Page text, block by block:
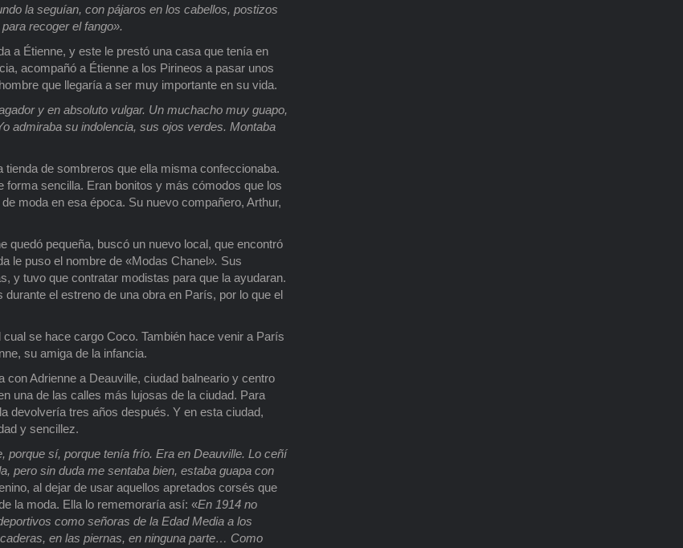
la seguían, con pájaros en los cabellos, postizos
recoger el fango».
a Étienne, y este le prestó una casa que tenía en
acompañó a Étienne a los Pirineos a pasar unos
que llegaría a ser muy importante en su vida.
y en absoluto vulgar. Un muchacho muy guapo,
admiraba su indolencia, sus ojos verdes. Montaba
de sombreros que ella misma confeccionaba.
sencilla. Eran bonitos y más cómodos que los
moda en esa época. Su nuevo compañero, Arthur,
quedó pequeña, buscó un nuevo local, que encontró
le puso el nombre de «Modas Chanel». Sus
y tuvo que contratar modistas para que la ayudaran.
el estreno de una obra en París, por lo que el
se hace cargo Coco. También hace venir a París
su amiga de la infancia.
con Adrienne a Deauville, ciudad balneario y centro
una de las calles más lujosas de la ciudad. Para
devolvería tres años después. Y en esta ciudad,
y sencillez.
porque sí, porque tenía frío. Era en Deauville. Lo ceñí
pero sin duda me sentaba bien, estaba guapa con
al dejar de usar aquellos apretados corsés que
la moda. Ella lo rememoraría así: «En 1914 no
como señoras de la Edad Media a los
en las piernas, en ninguna parte… Como